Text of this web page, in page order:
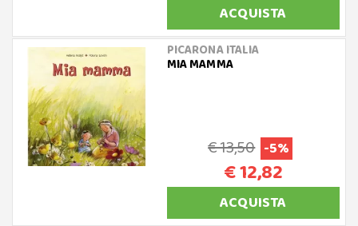
ACQUISTA
PICARONA ITALIA
MIA MAMMA
€ 13,50 -5%
€ 12,82
ACQUISTA